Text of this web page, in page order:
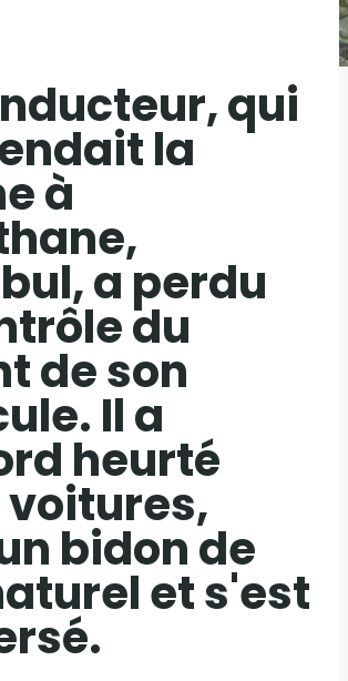
qui
la
à
a perdu
du
de son
Il a
heurté
bidon de
et s'est